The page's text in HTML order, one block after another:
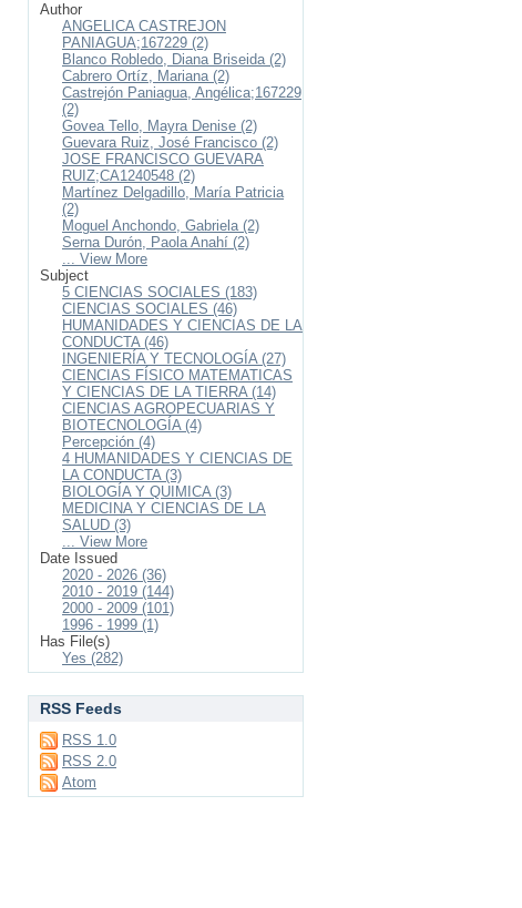
Author
ANGELICA CASTREJON
PANIAGUA;167229 (2)
Blanco Robledo, Diana Briseida (2)
Cabrero Ortíz, Mariana (2)
Castrejón Paniagua, Angélica;167229
(2)
Govea Tello, Mayra Denise (2)
Guevara Ruiz, José Francisco (2)
JOSE FRANCISCO GUEVARA
RUIZ;CA1240548 (2)
Martínez Delgadillo, María Patricia
(2)
Moguel Anchondo, Gabriela (2)
Serna Durón, Paola Anahí (2)
... View More
Subject
5 CIENCIAS SOCIALES (183)
CIENCIAS SOCIALES (46)
HUMANIDADES Y CIENCIAS DE LA
CONDUCTA (46)
INGENIERÍA Y TECNOLOGÍA (27)
CIENCIAS FÍSICO MATEMATICAS
Y CIENCIAS DE LA TIERRA (14)
CIENCIAS AGROPECUARIAS Y
BIOTECNOLOGÍA (4)
Percepción (4)
4 HUMANIDADES Y CIENCIAS DE
LA CONDUCTA (3)
BIOLOGÍA Y QUIMICA (3)
MEDICINA Y CIENCIAS DE LA
SALUD (3)
... View More
Date Issued
2020 - 2026 (36)
2010 - 2019 (144)
2000 - 2009 (101)
1996 - 1999 (1)
Has File(s)
Yes (282)
RSS Feeds
RSS 1.0
RSS 2.0
Atom